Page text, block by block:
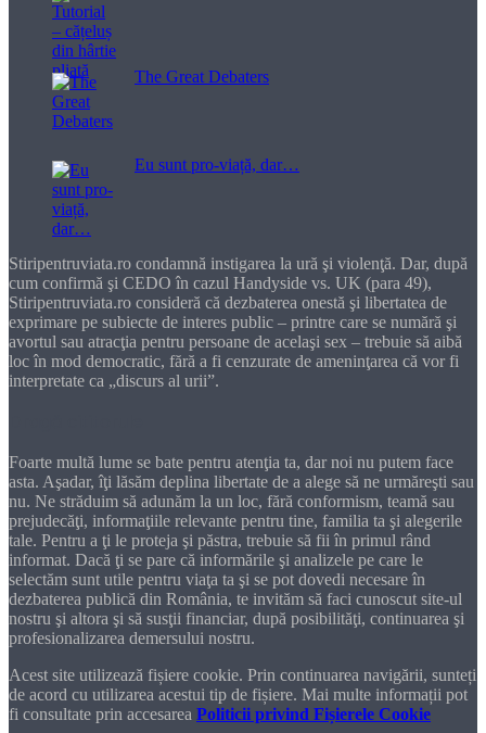
The Great Debaters
Eu sunt pro-viață, dar…
Stiripentruviata.ro condamnă instigarea la ură şi violenţă. Dar, după
cum confirmă şi CEDO în cazul Handyside vs. UK (para 49),
Stiripentruviata.ro consideră că dezbaterea onestă şi libertatea de
exprimare pe subiecte de interes public – printre care se numără şi
avortul sau atracţia pentru persoane de acelaşi sex – trebuie să aibă
loc în mod democratic, fără a fi cenzurate de ameninţarea că vor fi
interpretate ca „discurs al urii”.
Foarte multă lume se bate pentru atenţia ta, dar noi nu putem face
asta. Aşadar, îţi lăsăm deplina libertate de a alege să ne urmăreşti sau
nu. Ne străduim să adunăm la un loc, fără conformism, teamă sau
prejudecăţi, informaţiile relevante pentru tine, familia ta şi alegerile
tale. Pentru a ţi le proteja şi păstra, trebuie să fii în primul rând
informat. Dacă ţi se pare că informările şi analizele pe care le
selectăm sunt utile pentru viaţa ta şi se pot dovedi necesare în
dezbaterea publică din România, te invităm să faci cunoscut site-ul
nostru şi altora şi să susţii financiar, după posibilităţi, continuarea şi
profesionalizarea demersului nostru.
Acest site utilizează fișiere cookie. Prin continuarea navigării, sunteți
de acord cu utilizarea acestui tip de fișiere. Mai multe informații pot
fi consultate prin accesarea Politicii privind Fișierele Cookie